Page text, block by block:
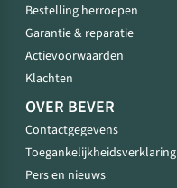
Bestelling herroepen
Garantie & reparatie
Actievoorwaarden
Klachten
OVER BEVER
Contactgegevens
Toegankelijkheidsverklaring
Pers en nieuws